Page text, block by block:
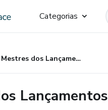
Categorias
Mestres dos Lançamentos
Lançamentos